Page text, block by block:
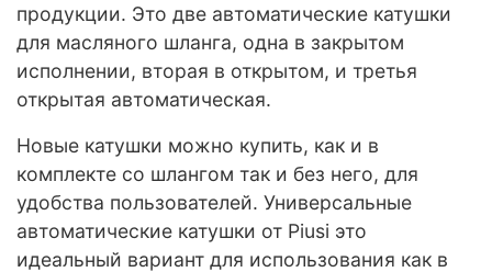
продукции. Это две автоматические катушки
для масляного шланга, одна в закрытом
исполнении, вторая в открытом, и третья
открытая автоматическая.
Новые катушки можно купить, как и в
комплекте со шлангом так и без него, для
удобства пользователей. Универсальные
автоматические катушки от Piusi это
идеальный вариант для использования как в